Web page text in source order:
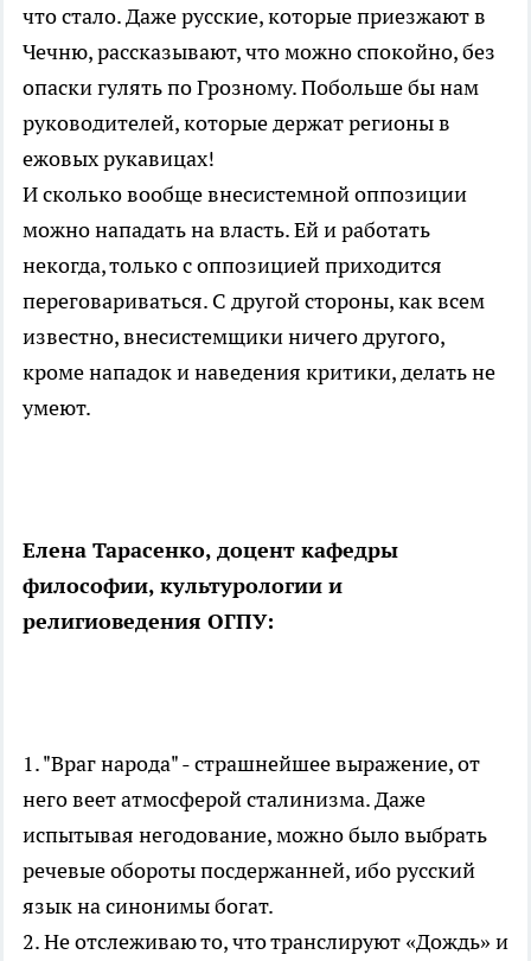
что стало. Даже русские, которые приезжают в
Чечню, рассказывают, что можно спокойно, без
опаски гулять по Грозному. Побольше бы нам
руководителей, которые держат регионы в
ежовых рукавицах!
И сколько вообще внесистемной оппозиции
можно нападать на власть. Ей и работать
некогда, только с оппозицией приходится
переговариваться. С другой стороны, как всем
известно, внесистемщики ничего другого,
кроме нападок и наведения критики, делать не
умеют.
Елена Тарасенко, доцент кафедры
философии, культурологии и
религиоведения ОГПУ:
1. "Враг народа" - страшнейшее выражение, от
него веет атмосферой сталинизма. Даже
испытывая негодование, можно было выбрать
речевые обороты посдержанней, ибо русский
язык на синонимы богат.
2. Не отслеживаю то, что транслируют «Дождь» и